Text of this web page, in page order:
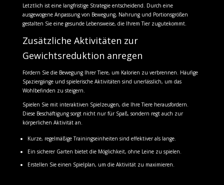
Letztlich ist eine langfristige Strategie entscheidend. Durch eine
ausgewogene Anpassung von Bewegung, Nahrung und Portionsgrößen
gestalten Sie eine gesunde Lebensweise, die Ihrem Tier zugutekommt.
Zusätzliche Aktivitäten zur
Gewichtsreduktion anregen
Fördern Sie die Bewegung Ihrer Tiere, um Kalorien zu verbrennen. Häufige
Spaziergänge und spielerische Aktivitäten sind unerlässlich, um das
Wohlbefinden zu steigern.
Spielen Sie mit interaktiven Spielzeugen, die Ihre Tiere herausfordern.
Diese Beschäftigung sorgt nicht nur für Spaß, sondern regt auch zur
körperlichen Aktivität an.
Kurze, regelmäßige Trainingseinheiten sind effektiver als lange.
Ein sicherer Garten bietet die Möglichkeit, ohne Leine zu spielen.
Erstellen Sie einen Spielplan, um die Aktivität zu maximieren.